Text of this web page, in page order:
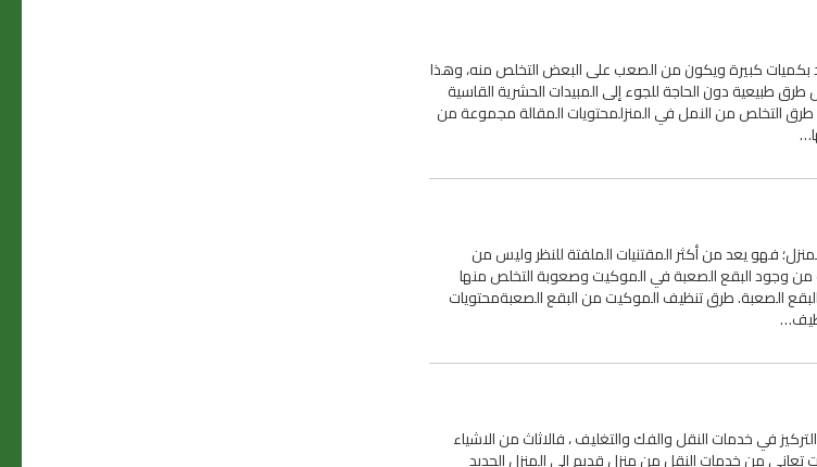
بكميات كبيرة ويكون من الصعب على البعض التخلص منه، وهذا
طبيعية دون الحاجة للجوء إلى المبيدات الحشرية القاسية
التخلص من النمل في المنزلمحتويات المقالة مجموعة من
فهو يعد من أكثر المقتنيات الملفتة للنظر وليس من
من وجود البقع الصعبة في الموكيت وصعوبة التخلص منها
الصعبة. طرق تنظيف الموكيت من البقع الصعبةمحتويات
في خدمات النقل والفك والتغليف ، فالاثاث من الاشياء
كنت تعانى من خدمات النقل من منزل قديم الى المنزل الجديد